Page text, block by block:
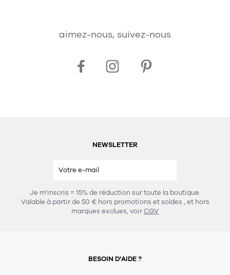
aimez-nous, suivez-nous
NEWSLETTER
Je m’inscris = 15% de réduction sur toute la boutique.
Valable à partir de 50 € hors promotions et soldes , et hors
marques exclues, voirCGV
BESOIN D'AIDE ?